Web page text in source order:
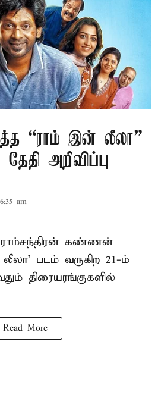
“ராம் இன் லீலா”
அறிவிப்பு
am
ராம்சந்திரன் கண்ணன்
படம் வருகிற 21-ம்
திரையரங்குகளில்
Read More